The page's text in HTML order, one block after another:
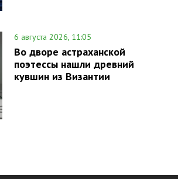
6 августа 2026, 11:05
Во дворе астраханской
поэтессы нашли древний
кувшин из Византии